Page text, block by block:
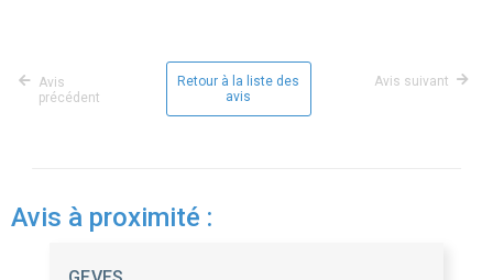
Avis
précédent
Retour à la liste des
avis
Avis suivant
Avis à proximité :